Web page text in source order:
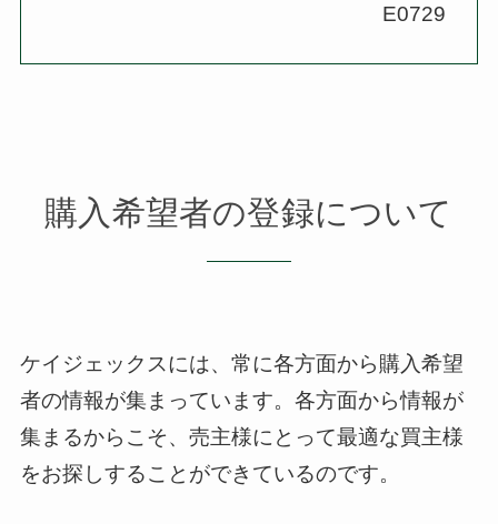
E0729
購入希望者の登録について
ケイジェックスには、常に各方面から購入希望
者の情報が集まっています。 各方面から情報が
集まるからこそ、売主様にとって最適な買主様
をお探しすることができているのです。